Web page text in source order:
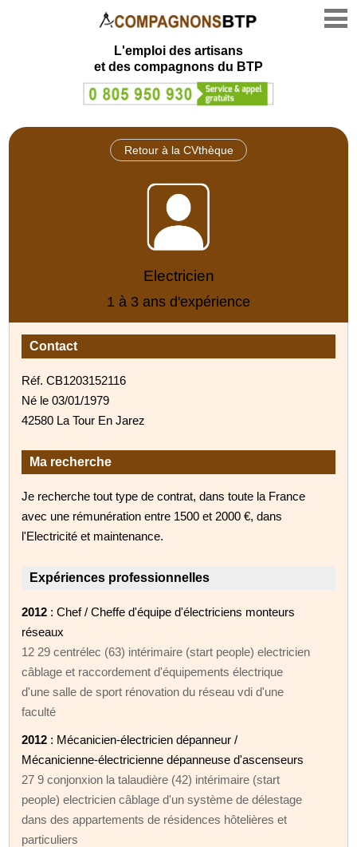
L'emploi des artisans
et des compagnons du BTP
Retour à la CVthèque
Electricien
1 à 3 ans d'expérience
Contact
Réf. CB1203152116
Né le 03/01/1979
42580 La Tour En Jarez
Ma recherche
Je recherche tout type de contrat, dans toute la France
avec une rémunération entre 1500 et 2000 €, dans
l'Electricité et maintenance.
Expériences professionnelles
2012 : Chef / Cheffe d'équipe d'électriciens monteurs
réseaux
12 29 centrélec (63) intérimaire (start people) electricien
câblage et raccordement d'équipements électrique
d'une salle de sport rénovation du réseau vdi d'une
faculté
2012 : Mécanicien-électricien dépanneur /
Mécanicienne-électricienne dépanneuse d'ascenseurs
27 9 conjonxion la talaudière (42) intérimaire (start
people) electricien câblage d'un système de délestage
dans des appartements de résidences hôtelières et
particuliers